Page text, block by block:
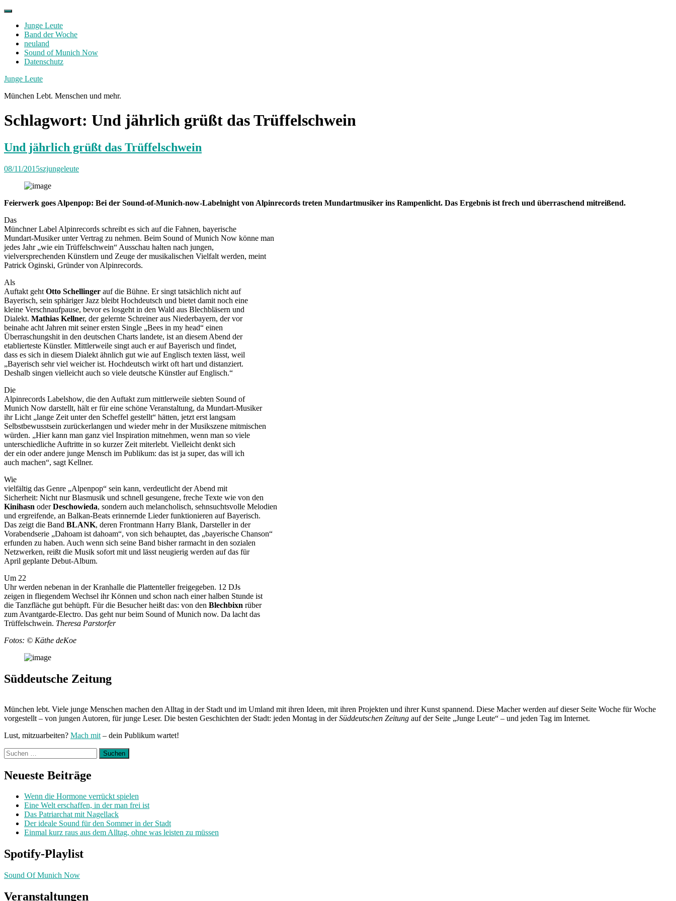
Skip
contentJunge Leute
Band der Woche
neuland
Sound of Munich Now
Datenschutz
Facebook
Twitter
Instagram
Junge Leute
München Lebt. Menschen und mehr.
Schlagwort: Und jährlich grüßt das Trüffelschwein
Und jährlich grüßt das Trüffelschwein
08/11/2015szjungeleute
Feierwerk goes Alpenpop: Bei der Sound-of-Munich-now-Labelnight von Alpinrecords treten Mundartmusiker ins Rampenlicht. Das Ergebnis ist frech und überraschend mitreißend.
Das
Münchner Label Alpinrecords schreibt es sich auf die Fahnen, bayerische
Mundart-Musiker unter Vertrag zu nehmen. Beim Sound of Munich Now könne man
jedes Jahr „wie ein Trüffelschwein“ Ausschau halten nach jungen,
vielversprechenden Künstlern und Zeuge der musikalischen Vielfalt werden, meint
Patrick Oginski, Gründer von Alpinrecords.
Als
Auftakt geht Otto Schellinger auf die Bühne. Er singt tatsächlich nicht auf
Bayerisch, sein sphäriger Jazz bleibt Hochdeutsch und bietet damit noch eine
kleine Verschnaufpause, bevor es losgeht in den Wald aus Blechbläsern und
Dialekt. Mathias Kellner, der gelernte Schreiner aus Niederbayern, der vor
beinahe acht Jahren mit seiner ersten Single „Bees in my head“ einen
Überraschungshit in den deutschen Charts landete, ist an diesem Abend der
etablierteste Künstler. Mittlerweile singt auch er auf Bayerisch und findet,
dass es sich in diesem Dialekt ähnlich gut wie auf Englisch texten lässt, weil
„Bayerisch sehr viel weicher ist. Hochdeutsch wirkt oft hart und distanziert.
Deshalb singen vielleicht auch so viele deutsche Künstler auf Englisch.“
Die
Alpinrecords Labelshow, die den Auftakt zum mittlerweile siebten Sound of
Munich Now darstellt, hält er für eine schöne Veranstaltung, da Mundart-Musiker
ihr Licht „lange Zeit unter den Scheffel gestellt“ hätten, jetzt erst langsam
Selbstbewusstsein zurückerlangen und wieder mehr in der Musikszene mitmischen
würden. „Hier kann man ganz viel Inspiration mitnehmen, wenn man so viele
unterschiedliche Auftritte in so kurzer Zeit miterlebt. Vielleicht denkt sich
der ein oder andere junge Mensch im Publikum: das ist ja super, das will ich
auch machen“, sagt Kellner.
Wie
vielfältig das Genre „Alpenpop“ sein kann, verdeutlicht der Abend mit
Sicherheit: Nicht nur Blasmusik und schnell gesungene, freche Texte wie von den
Kinihasn oderDeschowieda, sondern auch melancholisch, sehnsuchtsvolle Melodien
und ergreifende, an Balkan-Beats erinnernde Lieder funktionieren auf Bayerisch.
Das zeigt die Band BLANK, deren Frontmann Harry Blank, Darsteller in der
Vorabendserie „Dahoam ist dahoam“, von sich behauptet, das „bayerische Chanson“
erfunden zu haben. Auch wenn sich seine Band bisher rarmacht in den sozialen
Netzwerken, reißt die Musik sofort mit und lässt neugierig werden auf das für
April geplante Debut-Album.
Um 22
Uhr werden nebenan in der Kranhalle die Plattenteller freigegeben. 12 DJs
zeigen in fliegendem Wechsel ihr Können und schon nach einer halben Stunde ist
die Tanzfläche gut behüpft. Für die Besucher heißt das: von den Blechbixn rüber
zum Avantgarde-Electro. Das geht nur beim Sound of Munich now. Da lacht das
Trüffelschwein. Theresa Parstorfer
Fotos: © Käthe deKoe
Süddeutsche Zeitung
München lebt. Viele junge Menschen machen den Alltag in der Stadt und im Umland mit ihren Ideen, mit ihren Projekten und ihrer Kunst spannend. Diese Macher werden auf dieser Seite Woche für Woche
vorgestellt – von jungen Autoren, für junge Leser. Die besten Geschichten der Stadt: jeden Montag in derSüddeutschen Zeitung auf der Seite „Junge Leute“ – und jeden Tag im Internet.
Lust, mitzuarbeiten? Mach mit – dein Publikum wartet!
Suchen
nach:
Neueste Beiträge
Wenn die Hormone verrückt spielen
Eine Welt erschaffen, in der man frei ist
Das Patriarchat mit Nagellack
Der ideale Sound für den Sommer in der Stadt
Einmal kurz raus aus dem Alltag, ohne was leisten zu müssen
Spotify-Playlist
Sound Of Munich Now
Veranstaltungen